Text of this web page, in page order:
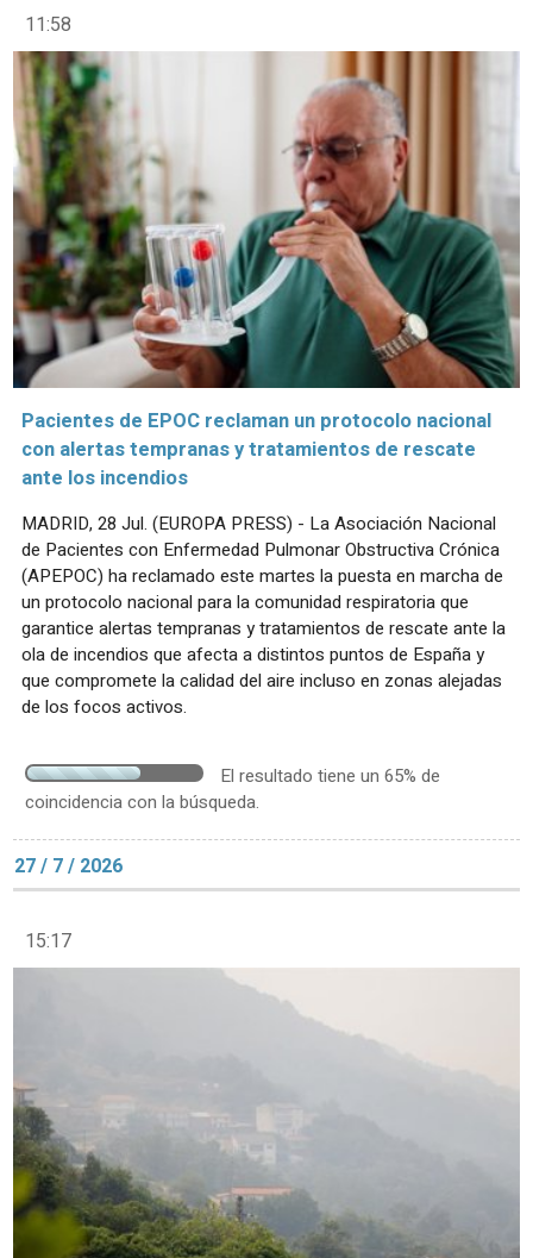
11:58
Pacientes de EPOC reclaman un protocolo nacional
con alertas tempranas y tratamientos de rescate
ante los incendios
MADRID, 28 Jul. (EUROPA PRESS) - La Asociación Nacional
de Pacientes con Enfermedad Pulmonar Obstructiva Crónica
(APEPOC) ha reclamado este martes la puesta en marcha de
un protocolo nacional para la comunidad respiratoria que
garantice alertas tempranas y tratamientos de rescate ante la
ola de incendios que afecta a distintos puntos de España y
que compromete la calidad del aire incluso en zonas alejadas
de los focos activos.
El resultado tiene un 65% de
coincidencia con la búsqueda.
27 / 7 / 2026
15:17